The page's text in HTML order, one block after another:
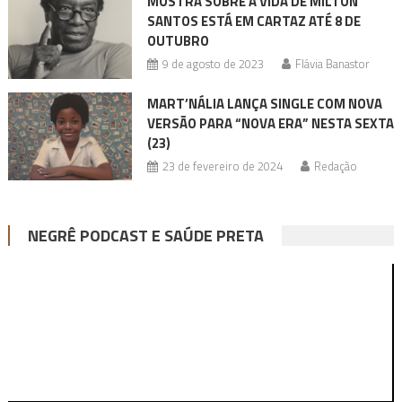
SANTOS ESTÁ EM CARTAZ ATÉ 8 DE
OUTUBRO
9 de agosto de 2023 Flávia Banastor
MART’NÁLIA LANÇA SINGLE COM NOVA
VERSÃO PARA “NOVA ERA” NESTA SEXTA
(23)
23 de fevereiro de 2024 Redação
NEGRÊ PODCAST E SAÚDE PRETA